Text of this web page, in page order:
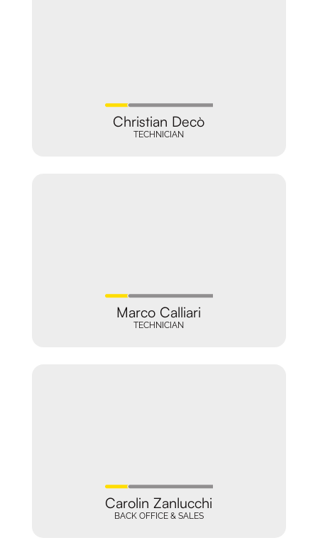
Christian Decò
TECHNICIAN
Marco Calliari
TECHNICIAN
Carolin Zanlucchi
BACK OFFICE & SALES